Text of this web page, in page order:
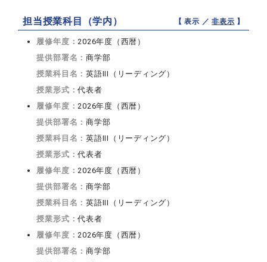
担当授業科目（学内） 【 表示 ／非表示 】
履修年度：2026年度（西暦）
提供部署名：商学部
授業科目名：英語III（リーディング）
授業形式：代表者
履修年度：2026年度（西暦）
提供部署名：商学部
授業科目名：英語III（リーディング）
授業形式：代表者
履修年度：2026年度（西暦）
提供部署名：商学部
授業科目名：英語III（リーディング）
授業形式：代表者
履修年度：2026年度（西暦）
提供部署名：商学部